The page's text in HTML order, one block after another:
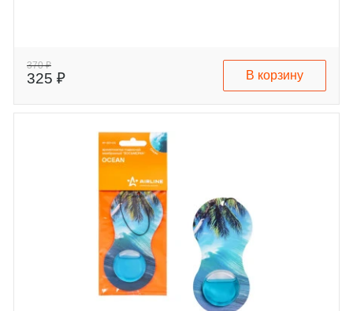
370 ₽
325 ₽ В корзину